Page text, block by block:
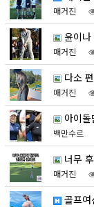
매거진
윤이
매거진
다소
매거진
아이돌
백만수르
너무
매거진
골프여